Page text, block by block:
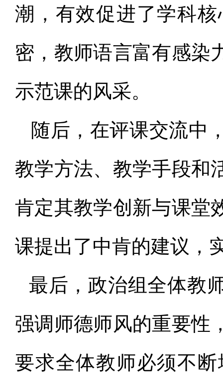
潮，有效促进了学科
密，教师语言富有感染
示范课的风采。
随后，在评课交流中
教学方法、教学手段和
肯定其教学创新与课堂
课提出了中肯的建议，
最后，政治组全体教
强调师德师风的重要性
要求全体教师必须不